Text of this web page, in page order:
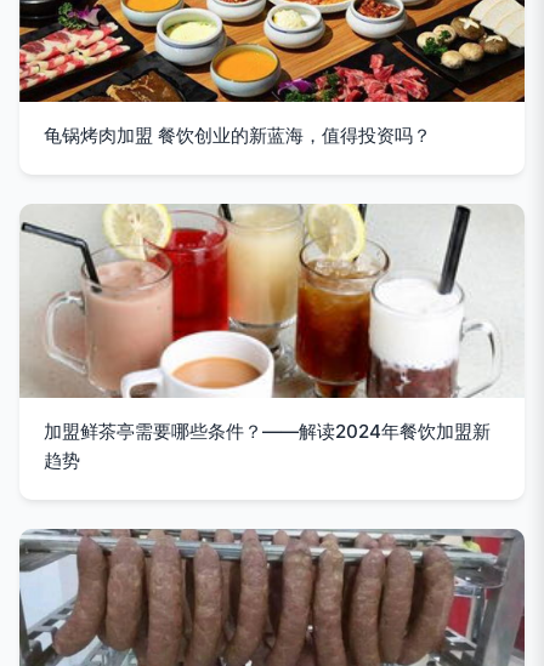
龟锅烤肉加盟 餐饮创业的新蓝海，值得投资吗？
加盟鲜茶亭需要哪些条件？——解读2024年餐饮加盟新
趋势